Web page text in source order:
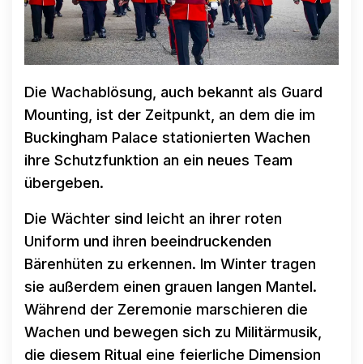
Die Wachablösung, auch bekannt als Guard
Mounting, ist der Zeitpunkt, an dem die im
Buckingham Palace stationierten Wachen
ihre Schutzfunktion an ein neues Team
übergeben.
Die Wächter sind leicht an ihrer roten
Uniform und ihren beeindruckenden
Bärenhüten zu erkennen. Im Winter tragen
sie außerdem einen grauen langen Mantel.
Während der Zeremonie marschieren die
Wachen und bewegen sich zu Militärmusik,
die diesem Ritual eine feierliche Dimension